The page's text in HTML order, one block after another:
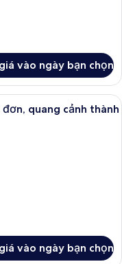
vào ngày bạn chọn
phong cách cổ điển, 2
quang cảnh thành
vào ngày bạn chọn